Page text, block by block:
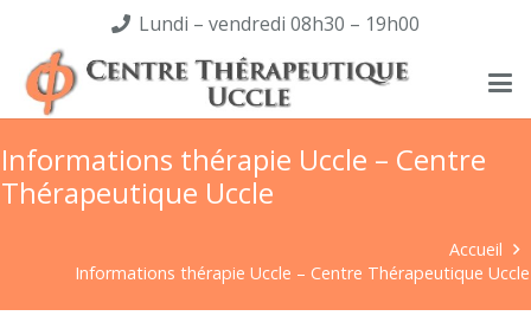
Lundi – vendredi 08h30 – 19h00
Informations thérapie Uccle – Centre
Thérapeutique Uccle
Accueil
Informations thérapie Uccle – Centre Thérapeutique Uccle